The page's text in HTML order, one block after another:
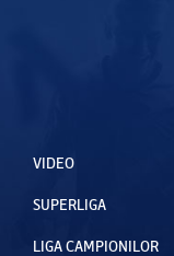
VIDEO
SUPERLIGA
LIGA CAMPIONILOR